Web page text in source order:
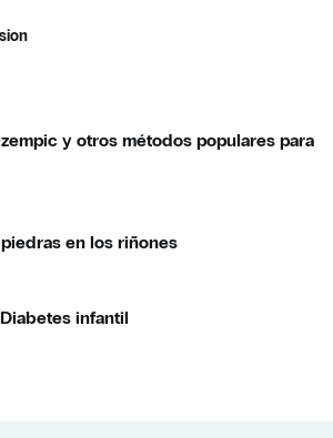
y otros métodos populares para
en los riñones
infantil